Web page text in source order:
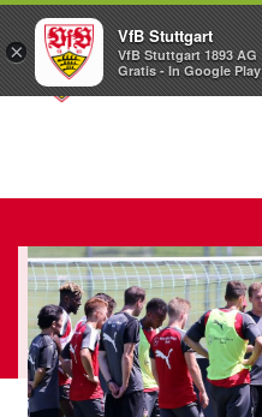
×
VfB Stuttgart
VfB Stuttgart 1893 AG
Gratis - In Google Play